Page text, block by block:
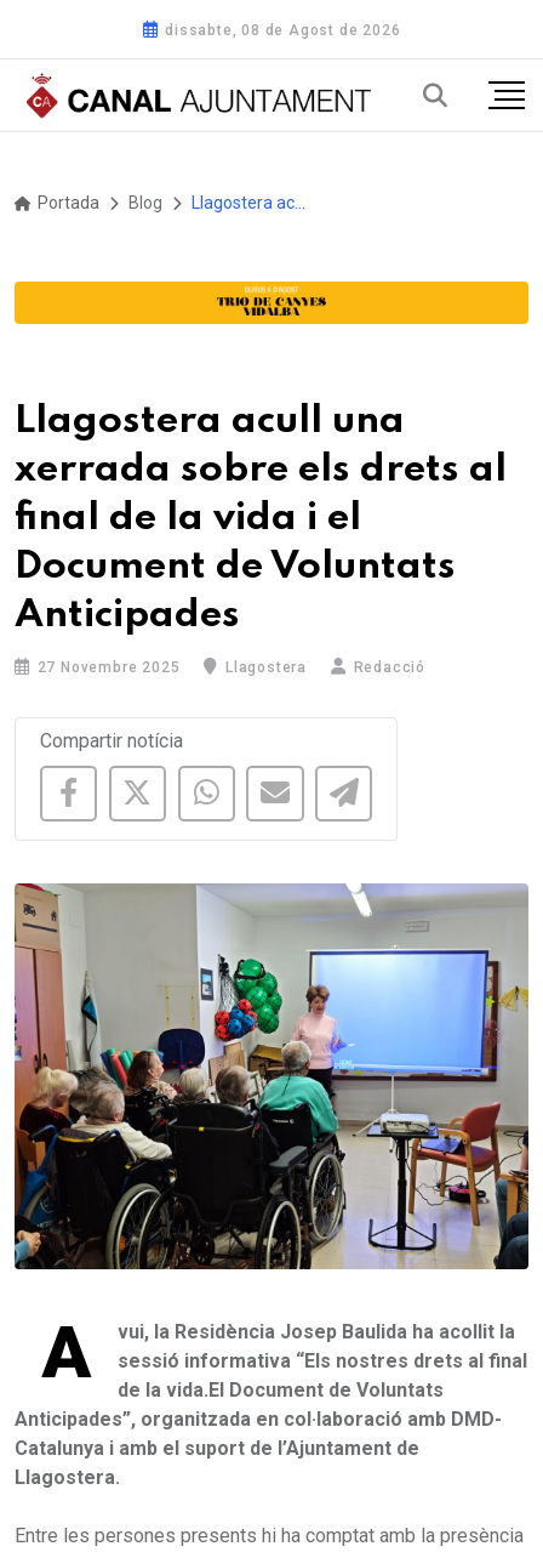
dissabte, 08 de Agost de 2026
Portada Blog
Llagostera acull una
xerrada sobre els drets al
final de la vida i el
Document de Voluntats
Anticipades
27 Novembre 2025 Llagostera Redacció
Compartir notícia
A
vui, la Residència Josep Baulida ha acollit la
sessió informativa “Els nostres drets al final
de la vida.El Document de Voluntats
Anticipades”, organitzada en col·laboració amb DMD-
Catalunya i amb el suport de l’Ajuntament de
Llagostera.
Entre les persones presents hi ha comptat amb la presència